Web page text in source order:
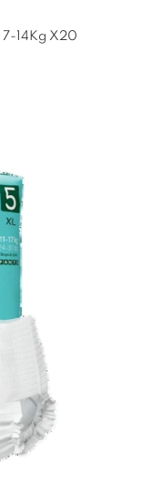
7-14Kg X20